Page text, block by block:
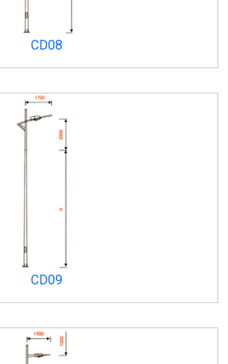
CD08
CD09